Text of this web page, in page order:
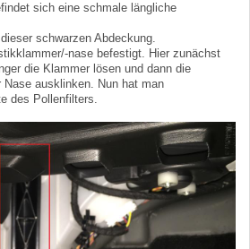
sich eine schmale längliche
schwarzen Abdeckung.
nase befestigt. Hier zunächst
die Klammer lösen und dann die
ausklinken. Nun hat man
des Pollenfilters.